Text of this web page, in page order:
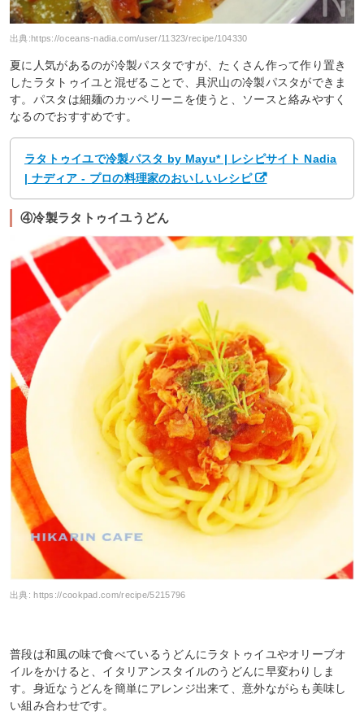
出典:https://oceans-nadia.com/user/11323/recipe/104330
夏に人気があるのが冷製パスタですが、たくさん作って作り置き
したラタトゥイユと混ぜることで、具沢山の冷製パスタができま
す。パスタは細麺のカッペリーニを使うと、ソースと絡みやすく
なるのでおすすめです。
ラタトゥイユで冷製パスタ by Mayu* | レシピサイト Nadia
| ナディア - プロの料理家のおいしいレシピ
④冷製ラタトゥイユうどん
出典:https://cookpad.com/recipe/5215796
普段は和風の味で食べているうどんにラタトゥイユやオリーブオ
イルをかけると、イタリアンスタイルのうどんに早変わりしま
す。身近なうどんを簡単にアレンジ出来て、意外ながらも美味し
い組み合わせです。